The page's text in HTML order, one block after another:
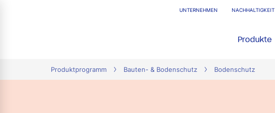
UNTERNEHMEN NACHHALTIGKEIT
Produkte
Produktprogramm Bauten- & Bodenschutz Bodenschutz